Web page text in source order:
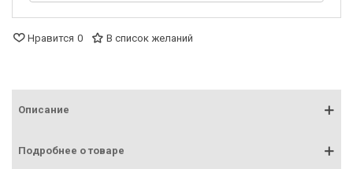
Нравится 0 В список желаний
Описание
Подробнее о товаре